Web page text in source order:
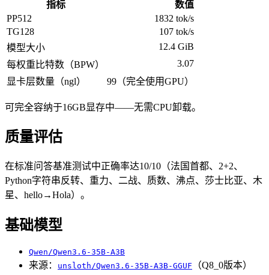
指标
数值
PP512
1832 tok/s
TG128
107 tok/s
模型大小
12.4 GiB
每权重比特数（BPW）
3.07
显卡层数量（ngl）
99（完全使用GPU）
可完全容纳于16GB显存中——无需CPU卸载。
质量评估
在标准问答基准测试中正确率达10/10（法国首都、2+2、
Python字符串反转、重力、二战、质数、沸点、莎士比亚、木
星、hello→Hola）。
基础模型
Qwen/Qwen3.6-35B-A3B
来源： unsloth/Qwen3.6-35B-A3B-GGUF （Q8_0版本）